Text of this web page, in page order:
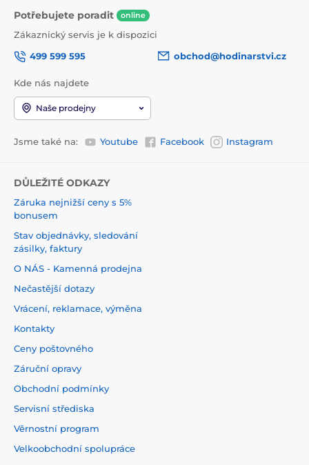
Potřebujete poradit online
Zákaznický servis je k dispozici
499 599 595
obchod@hodinarstvi.cz
Kde nás najdete
Naše prodejny
Jsme také na: Youtube Facebook Instagram
DŮLEŽITÉ ODKAZY
Záruka nejnižší ceny s 5%
bonusem
Stav objednávky, sledování
zásilky, faktury
O NÁS - Kamenná prodejna
Nečastější dotazy
Vrácení, reklamace, výměna
Kontakty
Ceny poštovného
Záruční opravy
Obchodní podmínky
Servisní střediska
Věrnostní program
Velkoobchodní spolupráce